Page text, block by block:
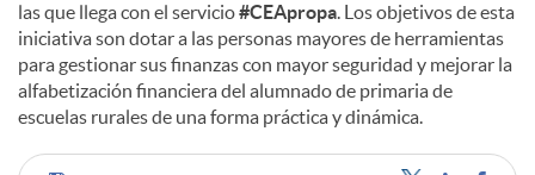
las que llega con el servicio#CEApropa. Los objetivos de esta
iniciativa son dotar a las personas mayores de herramientas
para gestionar sus finanzas con mayor seguridad y mejorar la
alfabetización financiera del alumnado de primaria de
escuelas rurales de una forma práctica y dinámica.